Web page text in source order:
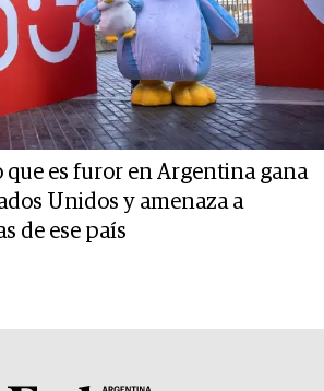
que es furor en Argentina gana
Unidos y amenaza a
de ese país